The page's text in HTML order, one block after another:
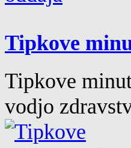
Tipkove
Tipkove
vodjo